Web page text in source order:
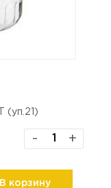
(уп.21)
- +
В корзину